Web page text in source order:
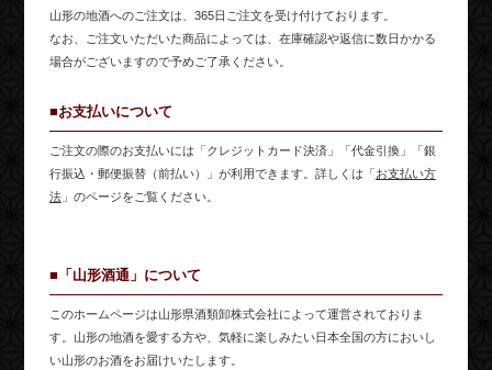
山形の地酒へのご注文は、365日ご注文を受け付けております。
なお、ご注文いただいた商品によっては、在庫確認や返信に数日かかる
場合がございますので予めご了承ください。
■お支払いについて
ご注文の際のお支払いには「クレジットカード決済」「代金引換」「銀
行振込・郵便振替（前払い）」が利用できます。詳しくは「お支払い方
法」のページをご覧ください。
■「山形酒通」について
このホームページは山形県酒類卸株式会社によって運営されておりま
す。山形の地酒を愛する方や、気軽に楽しみたい日本全国の方においし
い山形のお酒をお届けいたします。